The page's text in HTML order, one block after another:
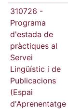
310726 -
Programa
d'estada de
pràctiques al
Servei
Lingüístic i de
Publicacions
(Espai
d'Aprenentatge